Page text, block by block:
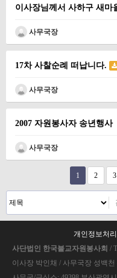
이사장님께서 사하구 새마
사무국장
17차 사찰순례 떠납니다.
사무국장
2007 자원봉사자 송년행사
사무국장
1 2 3
개인정보처
사단법인 한국불교자원봉사회 /
이사장 박인채 / 사무국장 성백천